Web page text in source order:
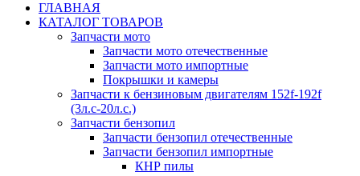
ГЛАВНАЯ
КАТАЛОГ ТОВАРОВ
Запчасти мото
Запчасти мото отечественные
Запчасти мото импортные
Покрышки и камеры
Запчасти к бензиновым двигателям 152f-192f
(3л.с-20л.с.)
Запчасти бензопил
Запчасти бензопил отечественные
Запчасти бензопил импортные
КНР пилы